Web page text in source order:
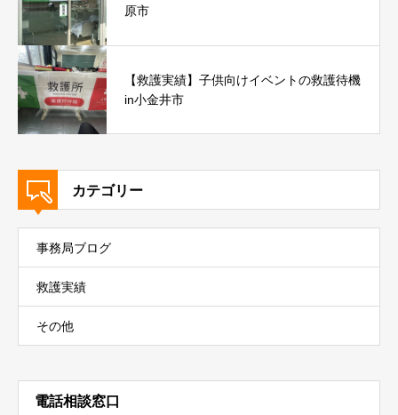
原市
【救護実績】子供向けイベントの救護待機
in小金井市
カテゴリー
事務局ブログ
救護実績
その他
電話相談窓口